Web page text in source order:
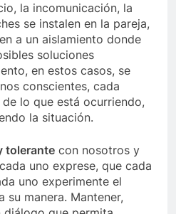
la incomunicación, la
se instalen en la pareja,
a un aislamiento donde
soluciones
en estos casos, se
conscientes, cada
lo que está ocurriendo,
la situación.
tolerante con nosotros y
uno exprese, que cada
uno experimente el
manera. Mantener,